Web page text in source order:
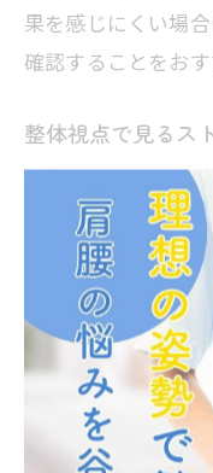
果を感じにくい場
確認することをおす
整体視点で見るス
反り腰の改善には
が不可欠です。整
変化よりも、日々
無理のない範囲で
ることが、筋肉や
す。特に就寝前や
ミングに取り組む